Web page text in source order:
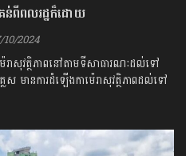
ន់ពីពលរដ្ឋក៏ដោយ
10/2024
េរាសុវត្ថិភាពនៅតាមទីសាធារណៈដល់ទៅ
ានការដំឡើងកាម៉េរាសុវត្ថិភាពដល់ទៅ